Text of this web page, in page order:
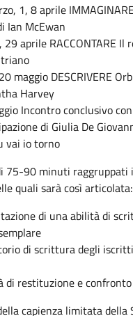
1, 8 aprile
Ian McEwan
29 aprile RACCONTARE Il
maggio DESCRIVERE
Harvey
Incontro conclusivo
di Giulia De
vai io torno
75-90 minuti raggruppati
quali sarà così articolata:
di una abilità di
di scrittura degli
di restituzione e
capienza limitata della